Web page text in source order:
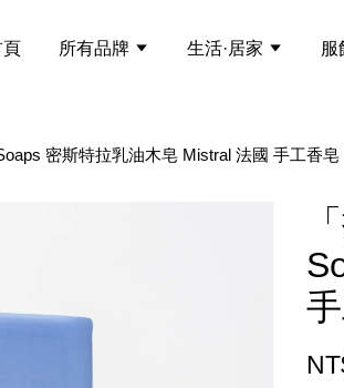
頁 所有品牌 生活·居家 服
密斯特拉乳油木皂 Mistral 法國 手工香皂